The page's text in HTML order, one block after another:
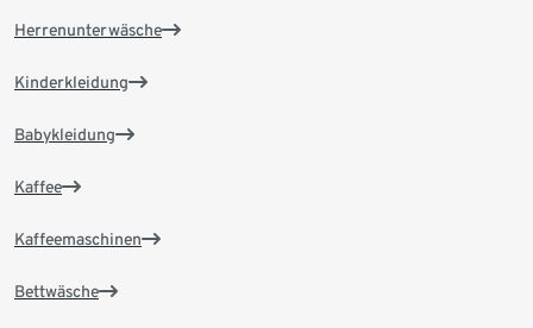
Herrenunterwäsche
Kinderkleidung
Babykleidung
Kaffee
Kaffeemaschinen
Bettwäsche